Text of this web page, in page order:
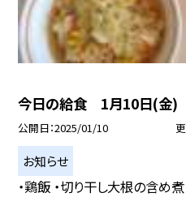
今日の給食 1月10日(金)
公開日 2025/01/10
お知らせ
・鶏飯 ・切り干し大根の含め